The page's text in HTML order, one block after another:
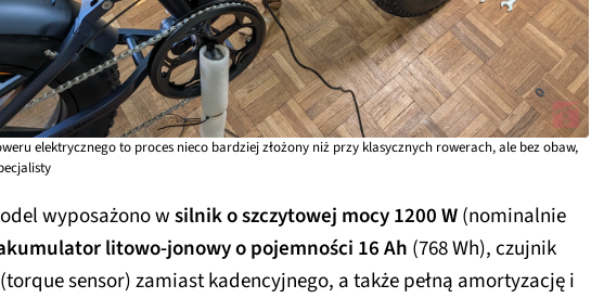
elektrycznego to proces nieco bardziej złożony niż przy klasycznych rowerach, ale bez obaw,
wyposażono wsilnik o szczytowej mocy 1200 W(nominalnie
litowo-jonowy o pojemności 16 Ah (768 Wh), czujnik
sensor) zamiast kadencyjnego, a także pełną amortyzację i